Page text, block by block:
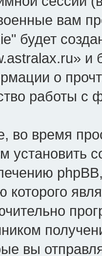
вам
будет
и
о
работы с
во время
установить
которого
вы